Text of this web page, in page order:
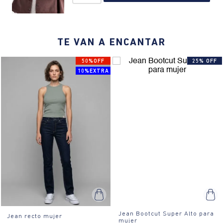
cremallera presente.
buscan un estilo casual y cómodo. Perfectos para usar en salidas
TE VAN A ENCANTAR
50%OFF
10%EXTRA
Jean recto mujer
25% OFF
Jean Bootcut Super Alto para
mujer